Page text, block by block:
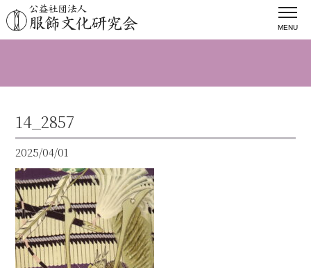
MENU
14_2857
2025/04/01